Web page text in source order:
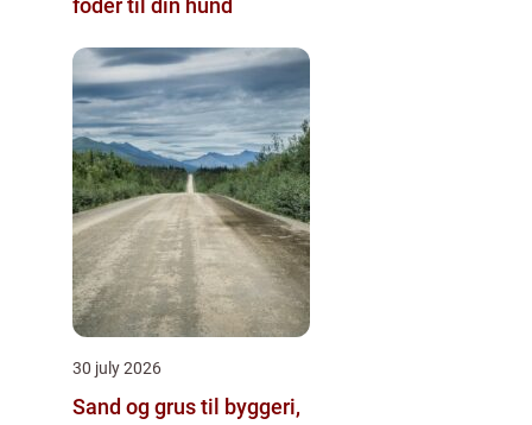
30 july 2026
Sand og grus til byggeri,